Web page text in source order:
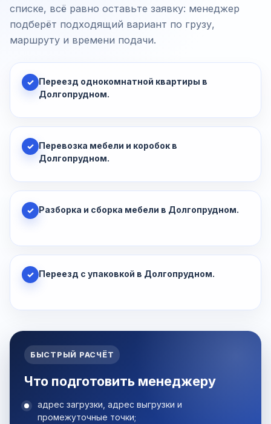
списке, всё равно оставьте заявку: менеджер
подберёт подходящий вариант по грузу,
маршруту и времени подачи.
✓ Переезд однокомнатной квартиры в
Долгопрудном.
✓ Перевозка мебели и коробок в
Долгопрудном.
✓ Разборка и сборка мебели в Долгопрудном.
✓ Переезд с упаковкой в Долгопрудном.
БЫСТРЫЙ РАСЧЁТ
Что подготовить менеджеру
адрес загрузки, адрес выгрузки и
промежуточные точки;